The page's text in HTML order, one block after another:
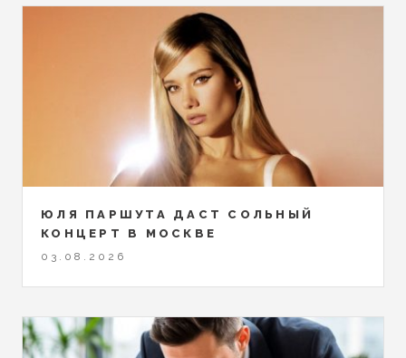
ЮЛЯ ПАРШУТА ДАСТ СОЛЬНЫЙ
КОНЦЕРТ В МОСКВЕ
03.08.2026